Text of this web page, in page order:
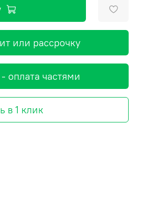
или рассрочку
оплата частями
в 1 клик